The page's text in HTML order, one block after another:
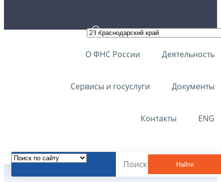
О ФНС России Деятельность
Сервисы и госуслуги Документы
Контакты ENG
Найти